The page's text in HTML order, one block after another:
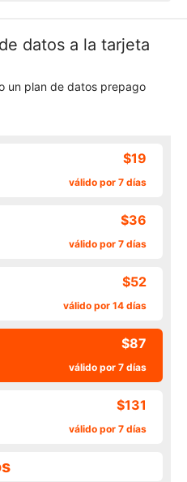
datos a la tarjeta
un plan de datos prepago
$19
válido por 7 días
$36
válido por 7 días
$52
válido por 14 días
$87
válido por 7 días
$131
válido por 7 días